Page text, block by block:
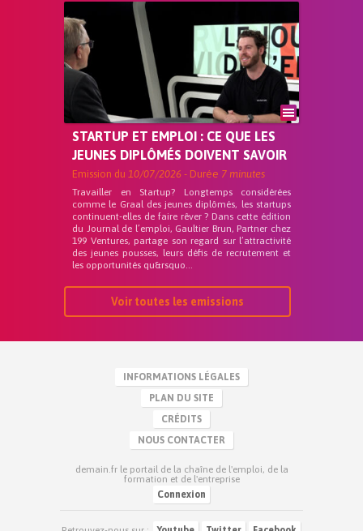
STARTUP ET EMPLOI : CE QUE LES
JEUNES DIPLÔMÉS DOIVENT SAVOIR
Emission du 10/07/2026 - Durée 7 minutes
Travailler en Startup? Longtemps considérées
comme le Graal des jeunes diplômés, les startups
continuent-elles de faire rêver ? Dans cette édition
du Journal de l’emploi, Gaultier Brun, Partner chez
199 Ventures, partage son regard sur l’attractivité
des jeunes pousses, leurs défis de recrutement et
les opportunités qu&rsquo...
Voir toutes les emissions
INFORMATIONS LÉGALES
PLAN DU SITE
CRÉDITS
NOUS CONTACTER
demain.fr le portail de la chaîne de l'emploi, de la
formation et de l'entreprise
Connexion